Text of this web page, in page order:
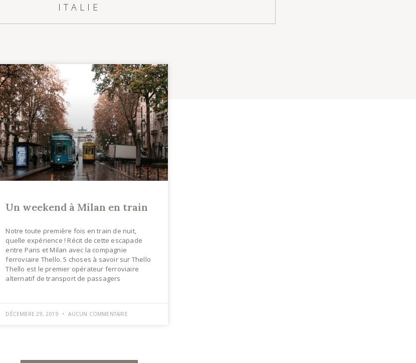
ITALIE
Un weekend à Milan en train
Notre toute première fois en train de nuit,
quelle expérience ! Récit de cette escapade
entre Paris et Milan avec la compagnie
ferroviaire Thello. 5 choses à savoir sur Thello
Thello est le premier opérateur ferroviaire
alternatif de transport de passagers
DÉCEMBRE 29, 2019 AUCUN COMMENTAIRE